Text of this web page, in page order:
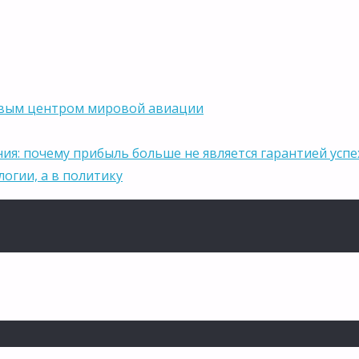
центром мировой авиации
почему прибыль больше не является гарантией
а в политику